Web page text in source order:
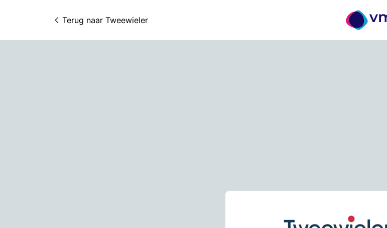
Terug naar Tweewieler